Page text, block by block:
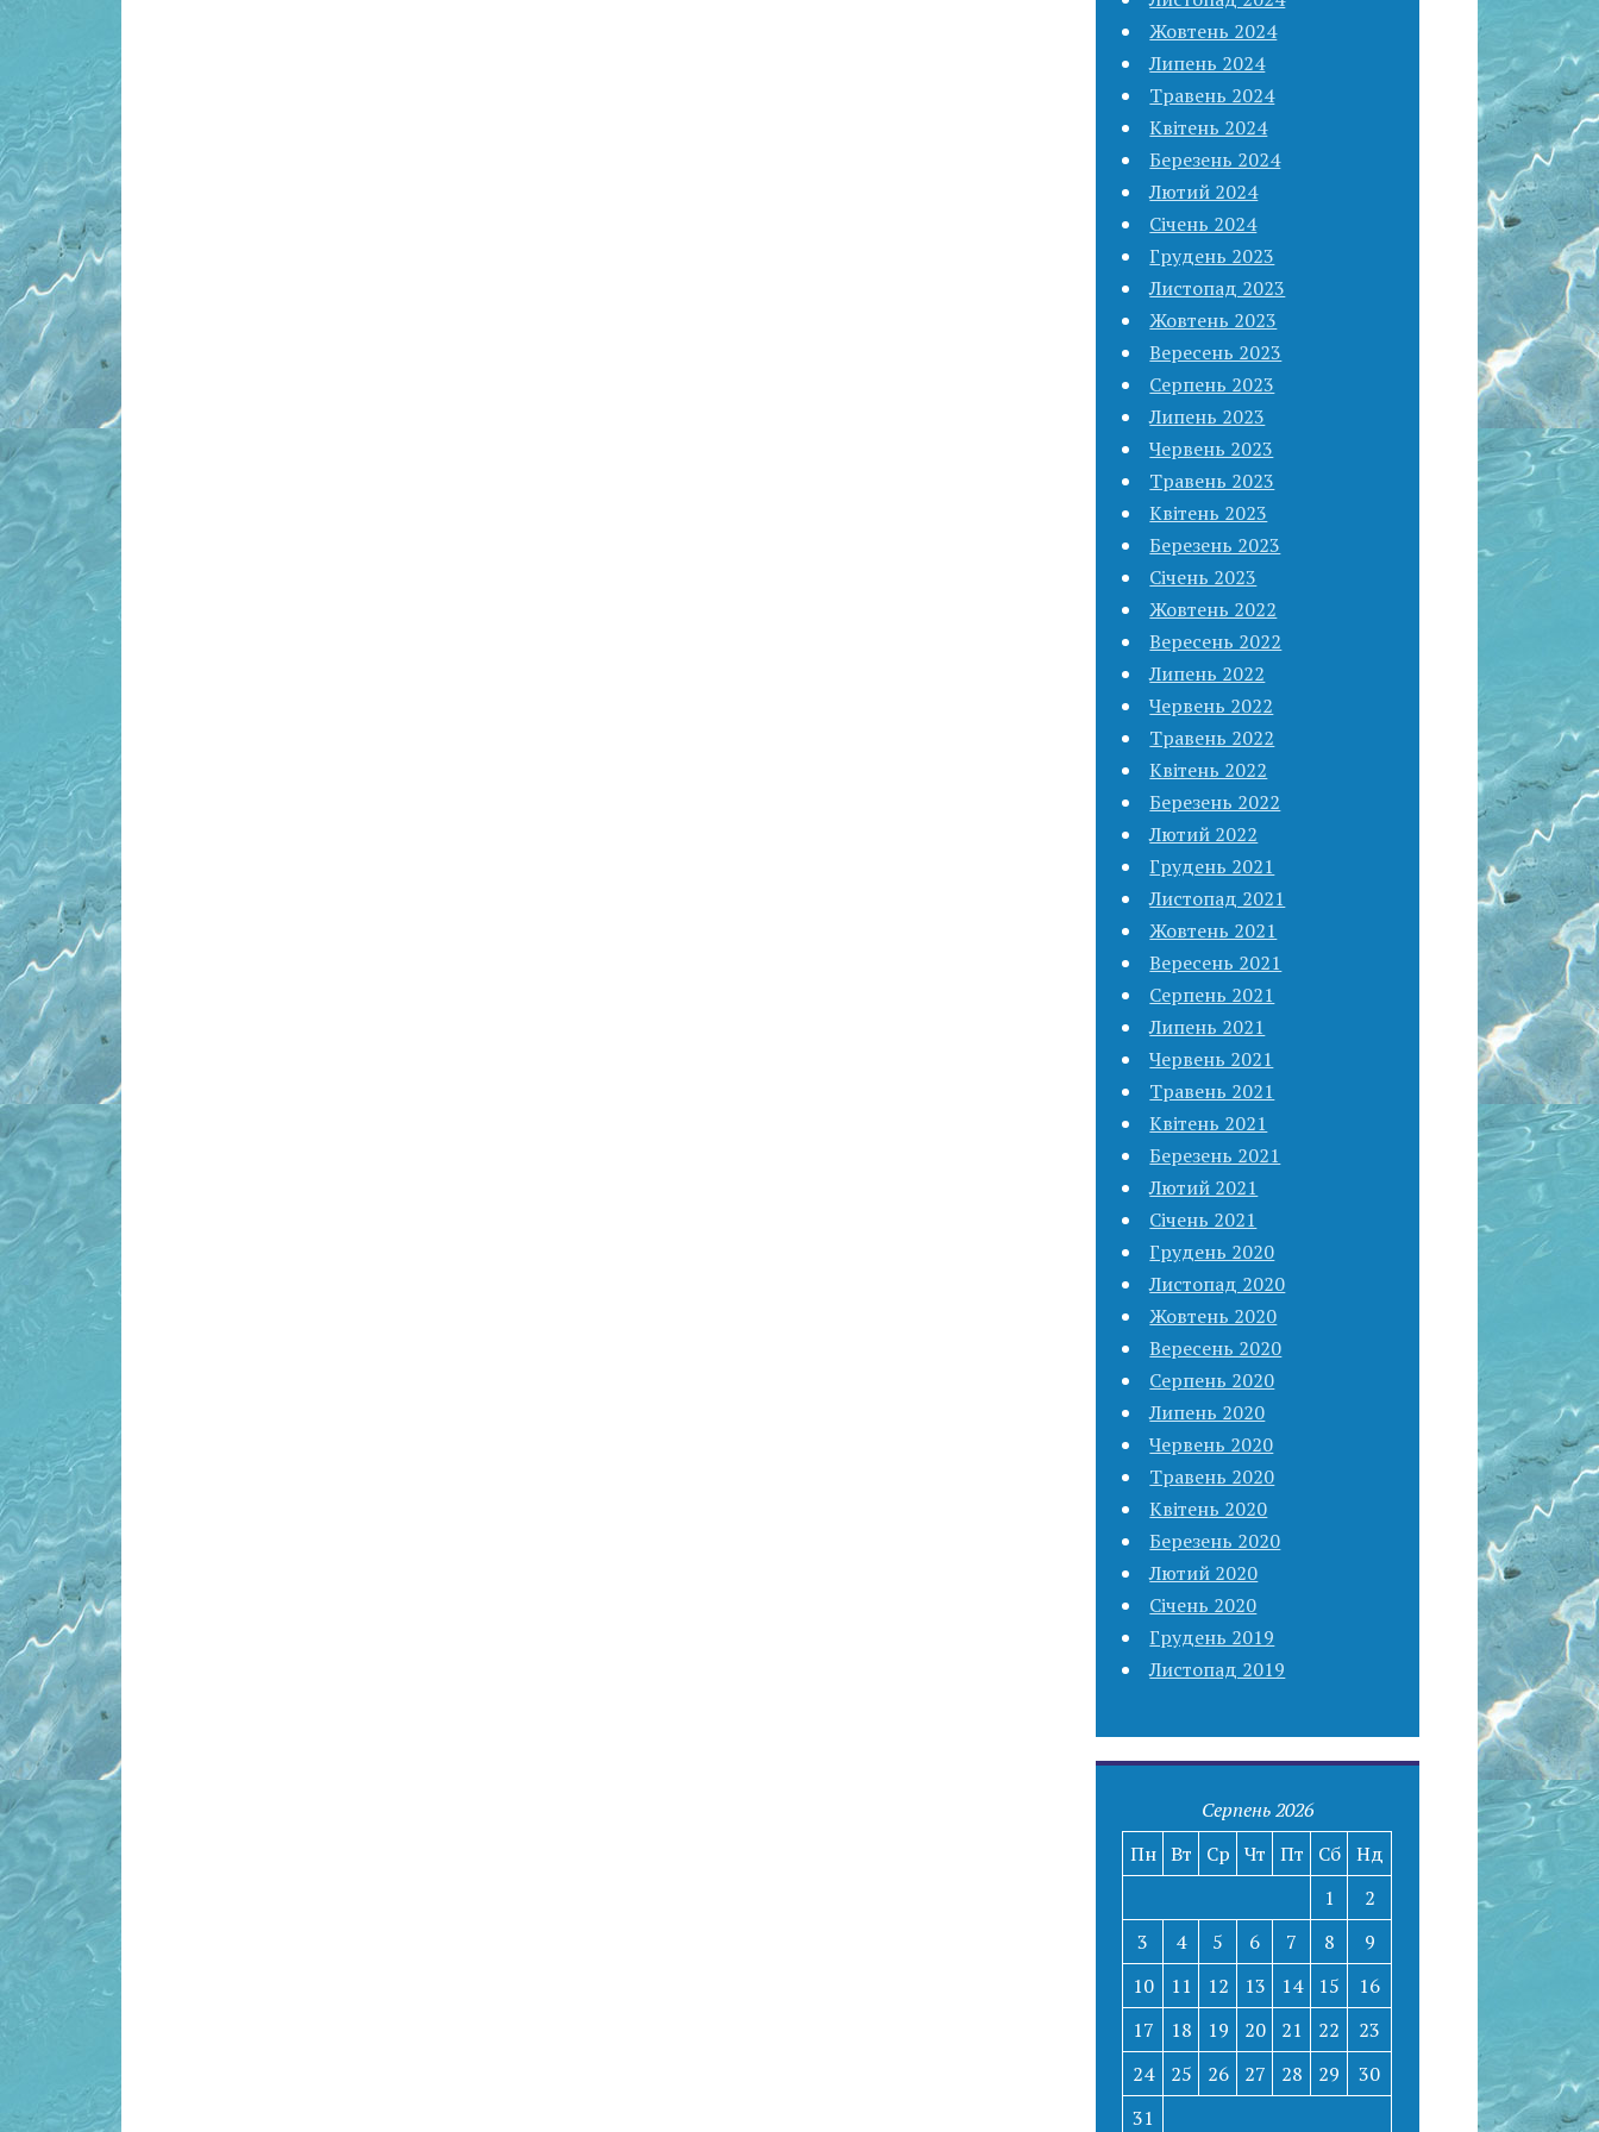
Жовтень 2024
Липень 2024
Травень 2024
Квітень 2024
Березень 2024
Лютий 2024
Січень 2024
Грудень 2023
Листопад 2023
Жовтень 2023
Вересень 2023
Серпень 2023
Липень 2023
Червень 2023
Травень 2023
Квітень 2023
Березень 2023
Січень 2023
Жовтень 2022
Вересень 2022
Липень 2022
Червень 2022
Травень 2022
Квітень 2022
Березень 2022
Лютий 2022
Грудень 2021
Листопад 2021
Жовтень 2021
Вересень 2021
Серпень 2021
Липень 2021
Червень 2021
Травень 2021
Квітень 2021
Березень 2021
Лютий 2021
Січень 2021
Грудень 2020
Листопад 2020
Жовтень 2020
Вересень 2020
Серпень 2020
Липень 2020
Червень 2020
Травень 2020
Квітень 2020
Березень 2020
Лютий 2020
Січень 2020
Грудень 2019
Листопад 2019
Серпень 2026
Пн Вт Ср Чт Пт Сб Нд
1
2
3
4 5 6 7 8
9
10
11 12 13 14 15
16
17
18 19 20 21 22
23
24
25 26 27 28 29
30
31